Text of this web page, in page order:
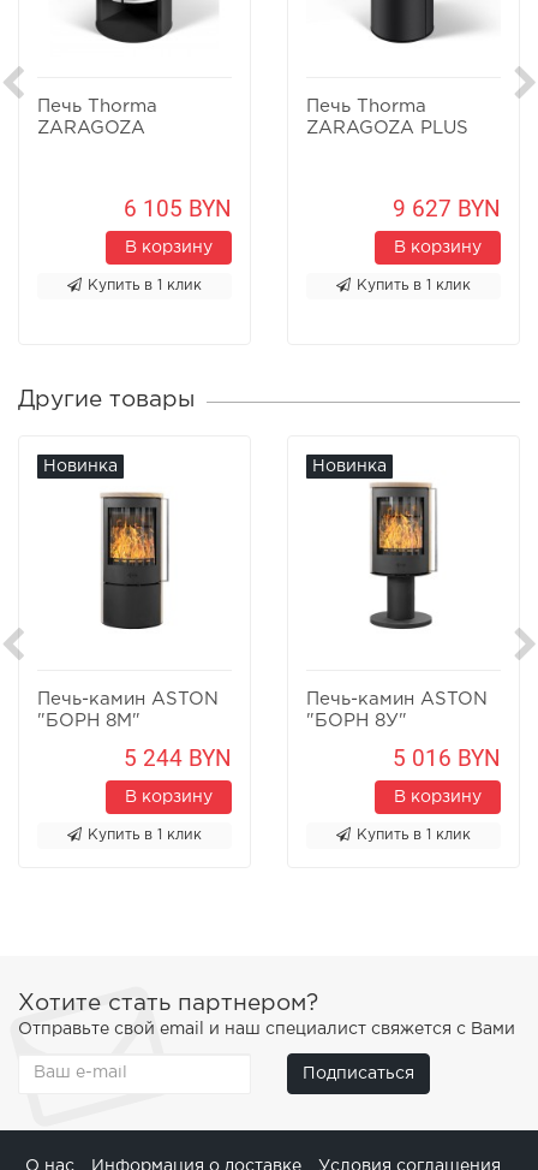
Печь Thorma
ZARAGOZA
6 105 BYN
В корзину
Купить в 1 клик
Печь Thorma
ZARAGOZA PLUS
9 627 BYN
В корзину
Купить в 1 клик
Другие товары
Новинка
Печь-камин ASTON
"БОРН 8М"
5 244 BYN
В корзину
Купить в 1 клик
Новинка
Печь-камин ASTON
"БОРН 8У"
5 016 BYN
В корзину
Купить в 1 клик
Хотите стать партнером?
Отправьте свой email и наш специалист свяжется с Вами
Подписаться
О нас Информация о доставке Условия соглашения